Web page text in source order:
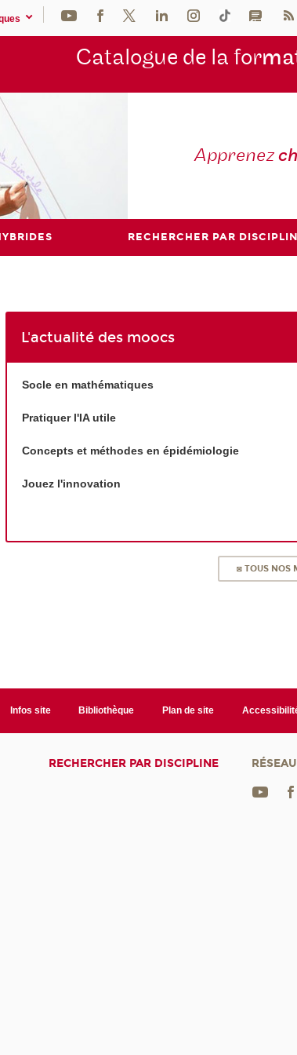
Catalogue de la for
Apprenez
RECHERCHER PAR
L'actualité des moocs
Socle en mathématiques
Pratiquer l'IA utile
Concepts et méthodes en épidémiologie
Jouez l'innovation
◙ TOUS NOS
Infos site Bibliothèque Plan de site
RECHERCHER PAR DISCIPLINE